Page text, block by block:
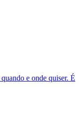
e onde quiser. É